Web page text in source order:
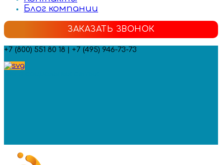
Блог компании
ЗАКАЗАТЬ ЗВОНОК
+7 (800) 551 80 18 | +7 (495) 946-73-73